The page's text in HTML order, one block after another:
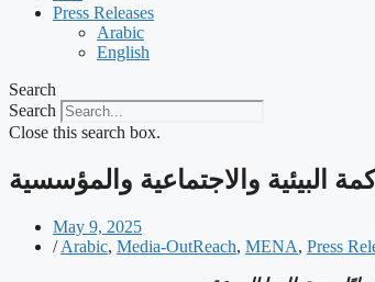
Press Releases
Arabic
English
Search
Search
Close this search box.
البيئية والاجتماعية والمؤسسية
May 9, 2025
/ Arabic, Media-OutReach, MENA, Press